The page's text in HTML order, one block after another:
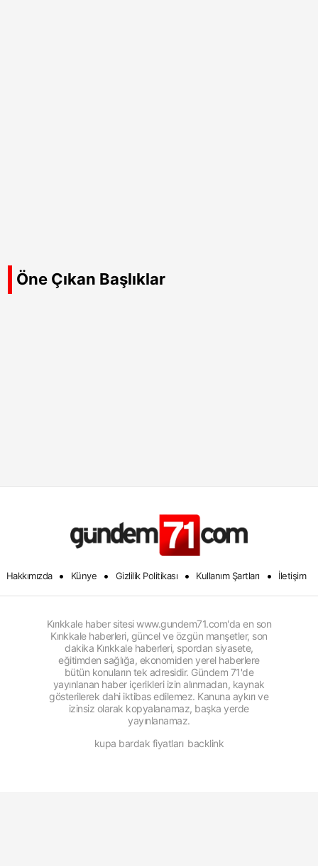
Öne Çıkan Başlıklar
Hakkımızda • Künye • Gizlilik Politikası • Kullanım Şartları • İletişim
Kırıkkale haber sitesi www.gundem71.com'da en son
Kırıkkale haberleri, güncel ve özgün manşetler, son
dakika Kırıkkale haberleri, spordan siyasete,
eğitimden sağlığa, ekonomiden yerel haberlere
bütün konuların tek adresidir. Gündem 71'de
yayınlanan haber içerikleri izin alınmadan, kaynak
gösterilerek dahi iktibas edilemez. Kanuna aykırı ve
izinsiz olarak kopyalanamaz, başka yerde
yayınlanamaz.
kupa bardak fiyatları backlink